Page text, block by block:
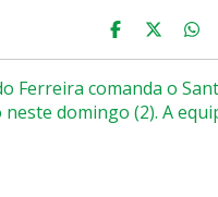
Ferreira comanda o
domingo (2). A